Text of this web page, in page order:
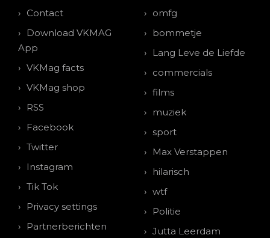
Contact
Download VKMAG
App
VKMag facts
VKMag shop
RSS
Facebook
Twitter
Instagram
Tik Tok
Privacy settings
Partnerberichten
omfg
bommetje
Lang Leve de Liefde
commercials
films
muziek
sport
Max Verstappen
hilarisch
wtf
Politie
Jutta Leerdam